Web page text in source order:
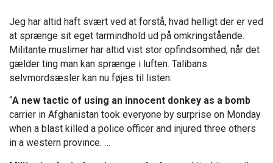
Jeg har altid haft svært ved at forstå, hvad helligt der er ved
at sprænge sit eget tarmindhold ud på omkringstående.
Militante muslimer har altid vist stor opfindsomhed, når det
gælder ting man kan sprænge i luften. Talibans
selvmordsæsler kan nu føjes til listen:
“A new tactic of using an innocent donkey as a bomb
carrier in Afghanistan took everyone by surprise on Monday
when a blast killed a police officer and injured three others
in a western province. …